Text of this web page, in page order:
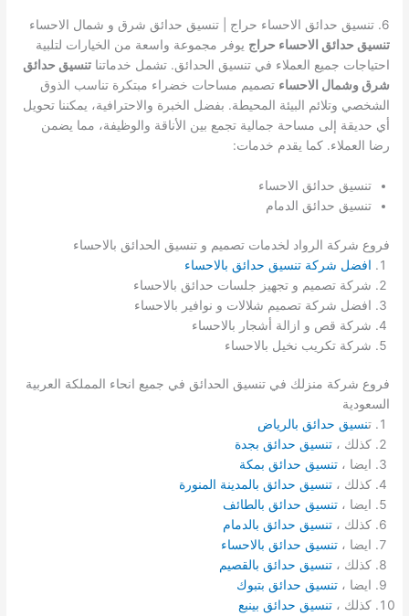
6. تنسيق حدائق الاحساء حراج | تنسيق حدائق شرق و شمال الاحساء
تنسيق حدائق الاحساء حراج يوفر مجموعة واسعة من الخيارات لتلبية
احتياجات جميع العملاء في تنسيق الحدائق. تشمل خدماتناتنسيق حدائق
شرق وشمال الاحساء تصميم مساحات خضراء مبتكرة تناسب الذوق
الشخصي وتلائم البيئة المحيطة. بفضل الخبرة والاحترافية، يمكننا تحويل
أي حديقة إلى مساحة جمالية تجمع بين الأناقة والوظيفة، مما يضمن
رضا العملاء. كما يقدم خدمات:
تنسيق حدائق الاحساء
تنسيق حدائق الدمام
فروع شركة الرواد لخدمات تصميم و تنسيق الحدائق بالاحساء
افضل شركة تنسيق حدائق بالاحساء
شركة تصميم و تجهيز جلسات حدائق بالاحساء
افضل شركة تصميم شلالات و نوافير بالاحساء
شركة قص و ازالة أشجار بالاحساء
شركة تكريب نخيل بالاحساء
فروع شركة منزلك في تنسيق الحدائق في جميع انحاء المملكة العربية
السعودية
تنسيق حدائق بالرياض
كذلك ،تنسيق حدائق بجدة
ايضا ،تنسيق حدائق بمكة
كذلك ،تنسيق حدائق بالمدينة المنورة
ايضا ،تنسيق حدائق بالطائف
كذلك ،تنسيق حدائق بالدمام
ايضا ، تنسيق حدائق بالاحساء
كذلك ،تنسيق حدائق بالقصيم
ايضا ،تنسيق حدائق بتبوك
كذلك ،تنسيق حدائق بينبع